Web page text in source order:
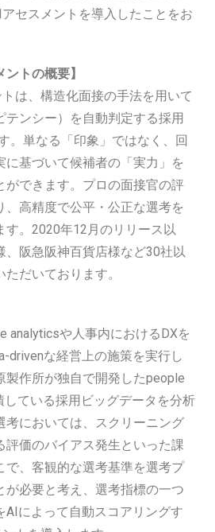
セスメントを導入したことをお
トの概要】
は、構造化面接の手法を用いて
テンシー）を自動判定する採用
。単なる「印象」ではなく、回
に基づいて候補者の「実力」を
ができます。プロの面接官の評
、高精度で公平・公正な選考を
す。2020年12月のリリース以
、阪急阪神百貨店様など30社以
だいております。
analyticsや人事内におけるDXを
drivenな経営上の施策を実行し
製作所が独自で開発したpeople
ている採用ビッグデータを分析
考においては、スクリーニング
評価のバイアス発生といった課
で、客観的な選考基準を選考プ
が必要と考え、選考指標の一つ
AIによって自動スコアリングす